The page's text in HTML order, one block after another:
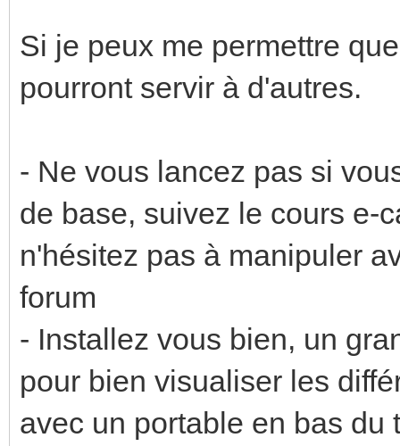
Si je peux me permettre
pourront servir à d'autres.
- Ne vous lancez pas si
de base, suivez le cours e-
n'hésitez pas à manipuler
forum
- Installez vous bien, un
pour bien visualiser les
avec un portable en bas